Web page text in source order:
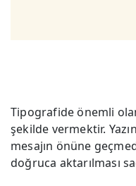
Tipografide önemli
şekilde vermektir.
mesajın önüne
doğruca aktarılması